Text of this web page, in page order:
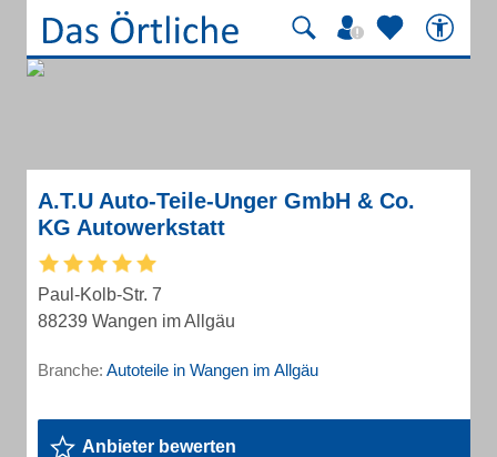
A.T.U Auto-Teile-Unger GmbH & Co.
KG Autowerkstatt
Paul-Kolb-Str. 7
88239 Wangen im Allgäu
Branche: Autoteile in Wangen im Allgäu
Anbieter bewerten